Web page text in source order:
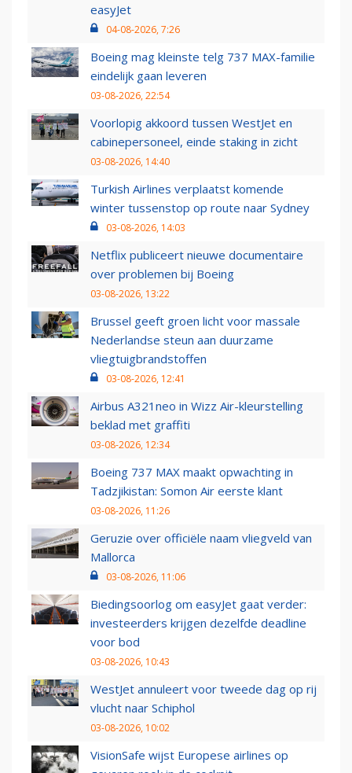
easyJet
04-08-2026, 7:26
Boeing mag kleinste telg 737 MAX-familie
eindelijk gaan leveren
03-08-2026, 22:54
Voorlopig akkoord tussen WestJet en
cabinepersoneel, einde staking in zicht
03-08-2026, 14:40
Turkish Airlines verplaatst komende
winter tussenstop op route naar Sydney
03-08-2026, 14:03
Netflix publiceert nieuwe documentaire
over problemen bij Boeing
03-08-2026, 13:22
Brussel geeft groen licht voor massale
Nederlandse steun aan duurzame
vliegtuigbrandstoffen
03-08-2026, 12:41
Airbus A321neo in Wizz Air-kleurstelling
beklad met graffiti
03-08-2026, 12:34
Boeing 737 MAX maakt opwachting in
Tadzjikistan: Somon Air eerste klant
03-08-2026, 11:26
Geruzie over officiële naam vliegveld van
Mallorca
03-08-2026, 11:06
Biedingsoorlog om easyJet gaat verder:
investeerders krijgen dezelfde deadline
voor bod
03-08-2026, 10:43
WestJet annuleert voor tweede dag op rij
vlucht naar Schiphol
03-08-2026, 10:02
VisionSafe wijst Europese airlines op